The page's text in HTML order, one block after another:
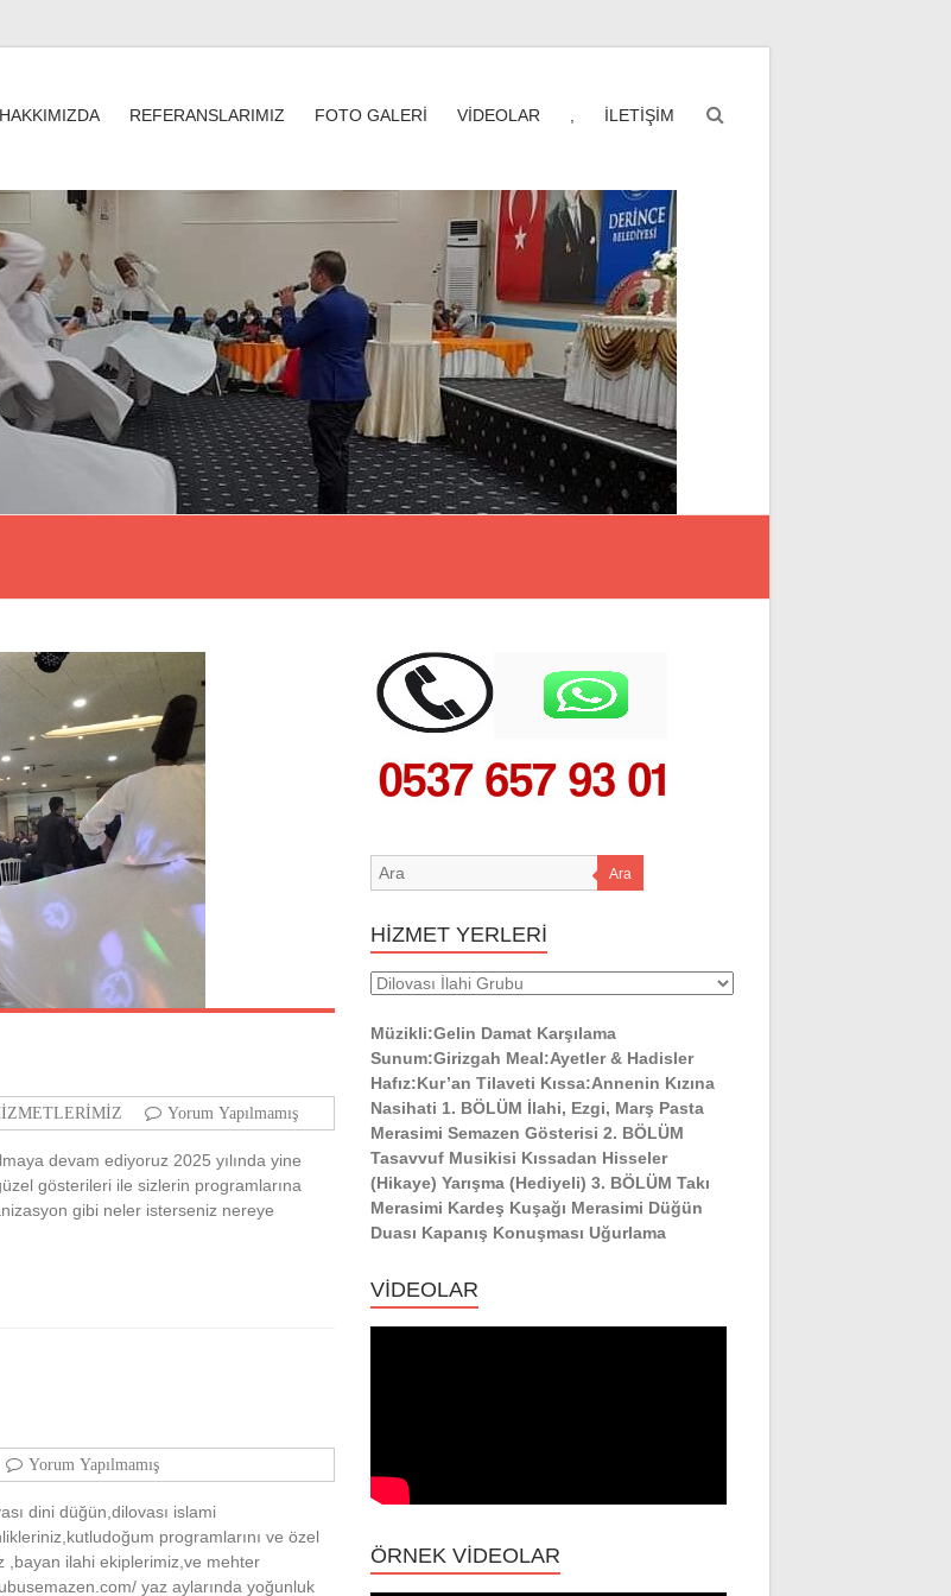
HAKKIMIZDA REFERANSLARIMIZ FOTO GALERİ VİDEOLAR İLETİŞİM
Yorum Yapılmamış
devam ediyoruz 2025 yılında yine
gösterileri ile sizlerin programlarına
gibi neler isterseniz nereye
Yorum Yapılmamış
dini düğün,dilovası islami
programlarını ve özel
,bayan ilahi ekiplerimiz,ve mehter
yaz aylarında yoğunluk
Ara
HİZMET YERLERİ
HİZMET
Müzikli:Gelin Damat Karşılama
Sunum:Girizgah Meal:Ayetler & Hadisler
Hafız:Kur’an Tilaveti Kıssa:Annenin Kızına
Nasihati 1. BÖLÜM İlahi, Ezgi, Marş Pasta
Merasimi Semazen Gösterisi 2. BÖLÜM
Tasavvuf Musikisi Kıssadan Hisseler
(Hikaye) Yarışma (Hediyeli) 3. BÖLÜM Takı
Merasimi Kardeş Kuşağı Merasimi Düğün
Duası Kapanış Konuşması Uğurlama
VİDEOLAR
ÖRNEK VİDEOLAR